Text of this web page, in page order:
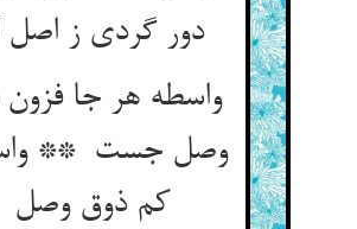
دور گردی ز اصل آن
واسطه هر جا
وصل جست **
کم ذوق وصل